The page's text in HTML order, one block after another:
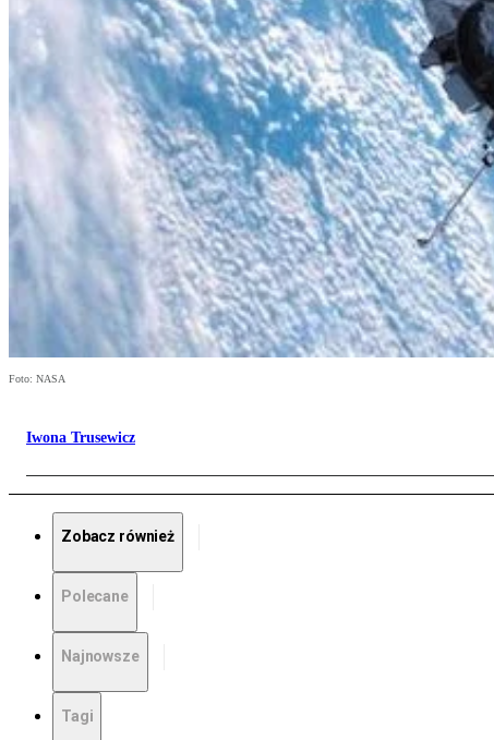
Foto: NASA
Iwona Trusewicz
Zobacz również
Polecane
Najnowsze
Tagi